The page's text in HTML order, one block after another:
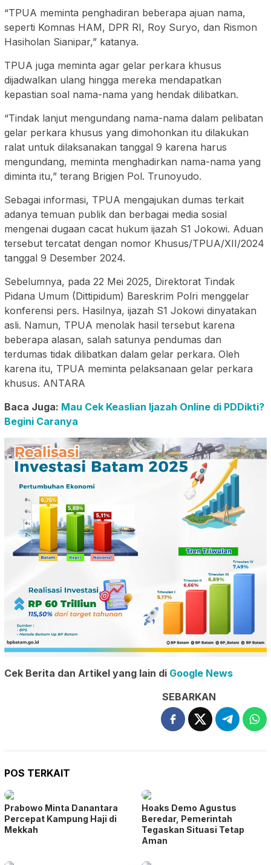
“TPUA meminta penghadiran beberapa ajuan nama,
seperti Komnas HAM, DPR RI, Roy Suryo, dan Rismon
Hasiholan Sianipar,” katanya.
TPUA juga meminta agar gelar perkara khusus
dijadwalkan ulang hingga mereka mendapatkan
kepastian soal nama-nama yang hendak dilibatkan.
“Tindak lanjut mengundang nama-nama dalam pelibatan
gelar perkara khusus yang dimohonkan itu dilakukan
ralat untuk dilaksanakan tanggal 9 karena harus
mengundang, meminta menghadirkan nama-nama yang
diminta itu,” terang Brigjen Pol. Trunoyudo.
Sebagai informasi, TPUA mengajukan dumas terkait
adanya temuan publik dan berbagai media sosial
mengenai dugaan cacat hukum ijazah S1 Jokowi. Aduan
tersebut tercatat dengan nomor Khusus/TPUA/XII/2024
tanggal 9 Desember 2024.
Sebelumnya, pada 22 Mei 2025, Direktorat Tindak
Pidana Umum (Dittipidum) Bareskrim Polri menggelar
konferensi pers. Hasilnya, ijazah S1 Jokowi dinyatakan
asli. Namun, TPUA menolak hasil tersebut karena
beberapa alasan, salah satunya pendumas dan
terdumas tidak dilibatkan dalam gelar perkara. Oleh
karena itu, TPUA meminta pelaksanaan gelar perkara
khusus. ANTARA
Baca Juga: Mau Cek Keaslian Ijazah Online di PDDikti?
Begini Caranya
Cek Berita dan Artikel yang lain di Google News
SEBARKAN
POS TERKAIT
Prabowo Minta Danantara
Percepat Kampung Haji di
Mekkah
Hoaks Demo Agustus
Beredar, Pemerintah
Tegaskan Situasi Tetap
Aman